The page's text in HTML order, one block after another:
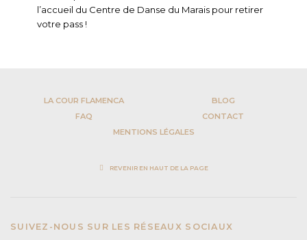
l’accueil du Centre de Danse du Marais pour retirer
votre pass !
LA COUR FLAMENCA
BLOG
FAQ
CONTACT
MENTIONS LÉGALES
REVENIR EN HAUT DE LA PAGE
SUIVEZ-NOUS SUR LES RÉSEAUX SOCIAUX